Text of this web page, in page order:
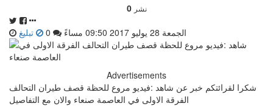
0 نشر
الجمعة 28 يوليو 2017 09:50 مساءً تبليغ
Advertisements
شكرا لقرائتكم خبر عن شاهد :فيديو مروع للحظة قصف طيران التحالف
الفرقة الاولى في العاصمة صنعاء والان مع التفاصيل